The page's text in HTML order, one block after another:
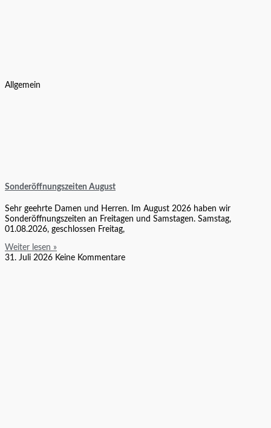
Allgemein
Sonderöffnungszeiten August
Sehr geehrte Damen und Herren. Im August 2026 haben wir
Sonderöffnungszeiten an Freitagen und Samstagen. Samstag,
01.08.2026, geschlossen Freitag,
Weiter lesen »
31. Juli 2026 Keine Kommentare